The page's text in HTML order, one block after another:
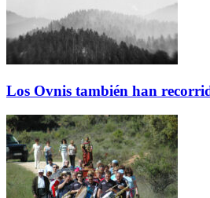
Los Ovnis también han